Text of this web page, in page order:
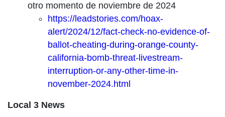
otro momento de noviembre de 2024
https://leadstories.com/hoax-
alert/2024/12/fact-check-no-evidence-of-
ballot-cheating-during-orange-county-
california-bomb-threat-livestream-
interruption-or-any-other-time-in-
november-2024.html
Local 3 News